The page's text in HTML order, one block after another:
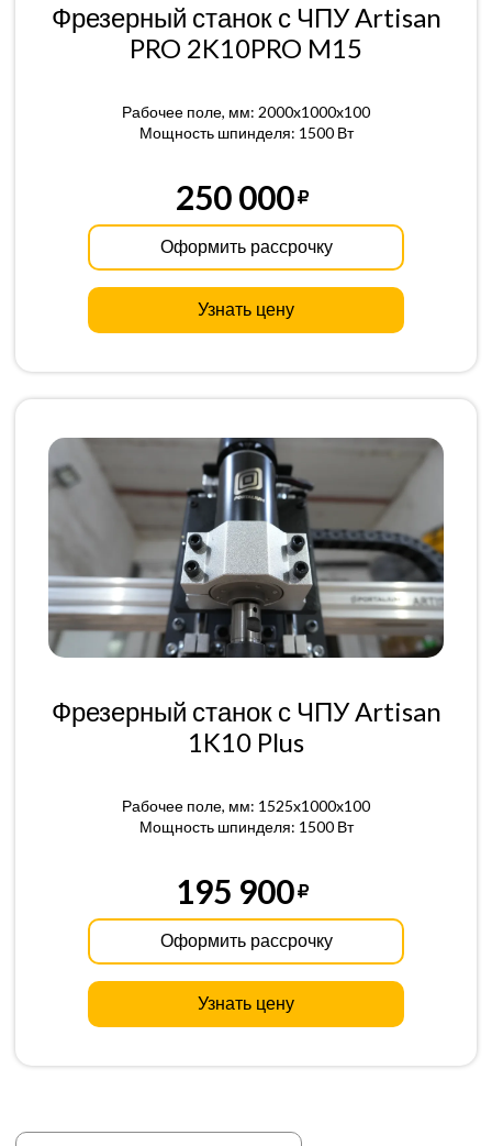
Фрезерный станок с ЧПУ Artisan
PRO 2K10PRO M15
Рабочее поле, мм: 2000x1000x100
Мощность шпинделя: 1500 Вт
250 000
Оформить рассрочку
Узнать цену
Фрезерный станок с ЧПУ Artisan
1K10 Plus
Рабочее поле, мм: 1525x1000x100
Мощность шпинделя: 1500 Вт
195 900
Оформить рассрочку
Узнать цену